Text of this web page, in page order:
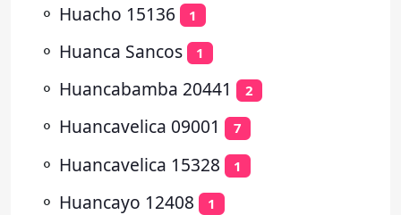
⚬ Huacho 15136 1
⚬ Huanca Sancos 1
⚬ Huancabamba 20441 2
⚬ Huancavelica 09001 7
⚬ Huancavelica 15328 1
⚬ Huancayo 12408 1